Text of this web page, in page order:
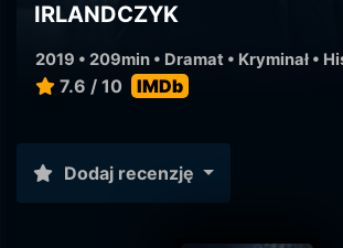
IRLANDCZYK
2019 • 209min • Dramat • Kryminał •
7.6 / 10 IMDb
Dodaj recenzję